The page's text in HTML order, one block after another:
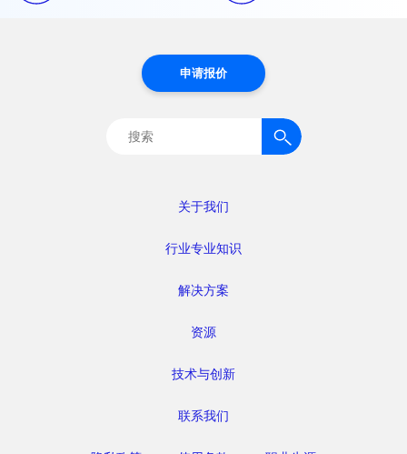
关于我们
行业专业知识
解决方案
资源
技术与创新
联系我们
申请报价
搜